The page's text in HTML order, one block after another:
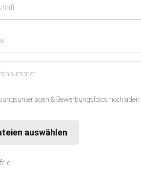
& Bewerbungsfotos hochladen:
auswählen